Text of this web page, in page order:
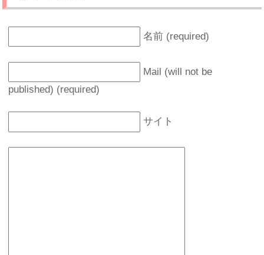
名前 (required)
Mail (will not be
published) (required)
サイト